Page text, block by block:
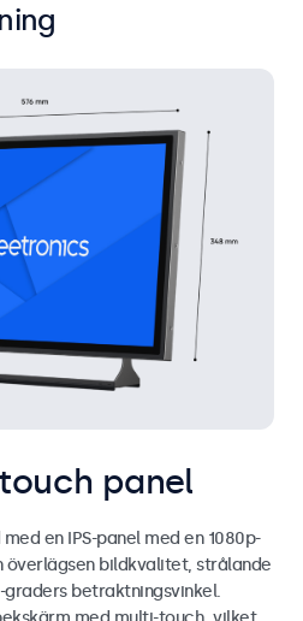
panel
en IPS-panel med en 1080p-
överlägsen bildkvalitet, strålande
betraktningsvinkel.